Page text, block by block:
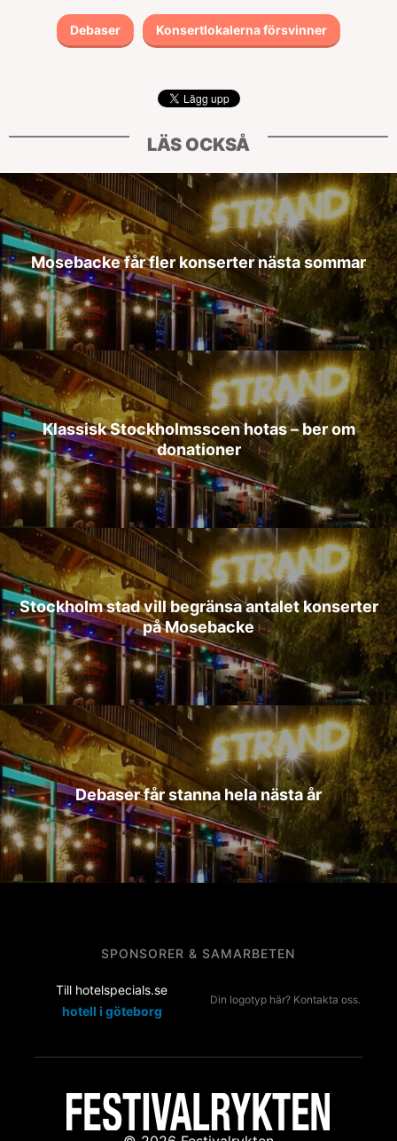
Debaser Konsertlokalerna försvinner
LÄS OCKSÅ
Mosebacke får fler konserter nästa sommar
Klassisk Stockholmsscen hotas – ber om
donationer
Stockholm stad vill begränsa antalet konserter
på Mosebacke
Debaser får stanna hela nästa år
SPONSORER & SAMARBETEN
Till hotelspecials.se
hotell i göteborg
Din logotyp här? Kontakta oss.